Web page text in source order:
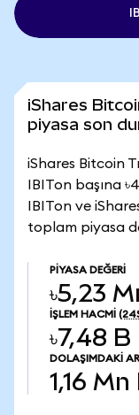
iShares
piyasa son
iShares Bitcoin
IBITon başına
IBITon ve
toplam piyasa
PIYASA DEĞERI
৳5,23
İŞLEM HACMI
৳7,48 B
DOLAŞIMDAKI
1,16 Mn